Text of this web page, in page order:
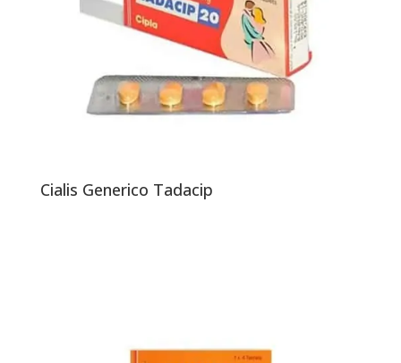
Cialis Generico Tadacip